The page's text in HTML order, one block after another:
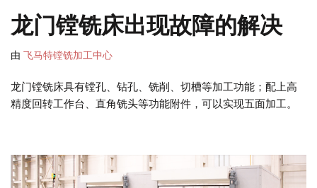
龙门镗铣床出现故障的解决
由 飞马特镗铣加工中心
龙门镗铣床具有镗孔、钻孔、铣削、切槽等加工功能；配上高
精度回转工作台、直角铣头等功能附件，可以实现五面加工。